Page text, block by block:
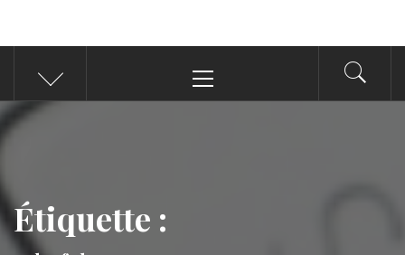
principal
Étiquette :